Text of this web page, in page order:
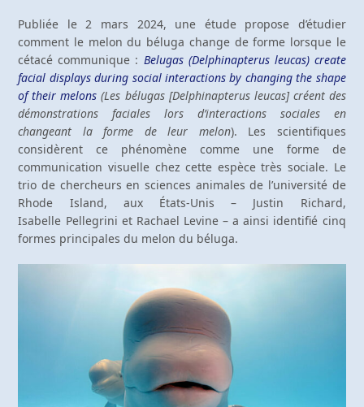
Publiée le 2 mars 2024, une étude propose d’étudier
comment le melon du béluga change de forme lorsque le
cétacé communique : Belugas (Delphinapterus leucas) create
facial displays during social interactions by changing the shape
of their melons (Les bélugas [Delphinapterus leucas] créent des
démonstrations faciales lors d’interactions sociales en
changeant la forme de leur melon). Les scientifiques
considèrent ce phénomène comme une forme de
communication visuelle chez cette espèce très sociale. Le
trio de chercheurs en sciences animales de l’université de
Rhode Island, aux États-Unis – Justin Richard,
Isabelle Pellegrini et Rachael Levine – a ainsi identifié cinq
formes principales du melon du béluga.